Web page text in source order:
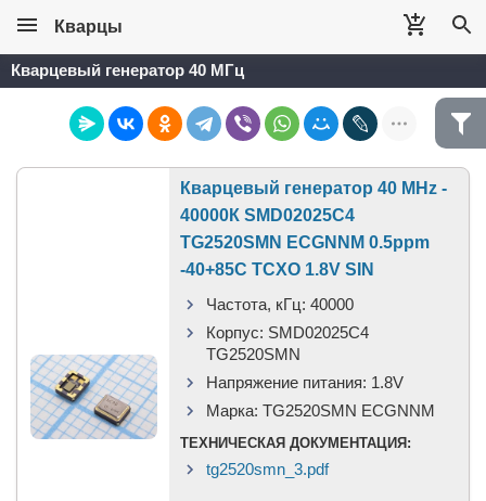
Кварцы
Кварцевый генератор 40 МГц
Кварцевый генератор 40 MHz -
40000К SMD02025C4
TG2520SMN ECGNNM 0.5ppm
-40+85C TCXO 1.8V SIN
Частота, кГц: 40000
Корпус: SMD02025C4
TG2520SMN
Напряжение питания: 1.8V
Марка: TG2520SMN ECGNNM
ТЕХНИЧЕСКАЯ ДОКУМЕНТАЦИЯ:
tg2520smn_3.pdf